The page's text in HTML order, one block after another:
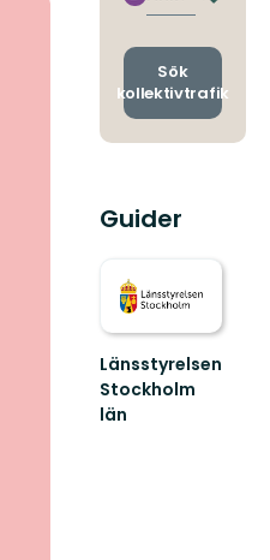
och
Sök
kollektivtrafik
Guider
Länsstyrelsen
Stockholm
län